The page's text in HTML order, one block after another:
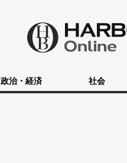
政治・経済 社会